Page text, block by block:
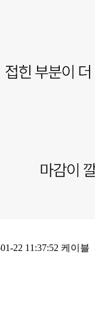
22 11:37:52 케이블